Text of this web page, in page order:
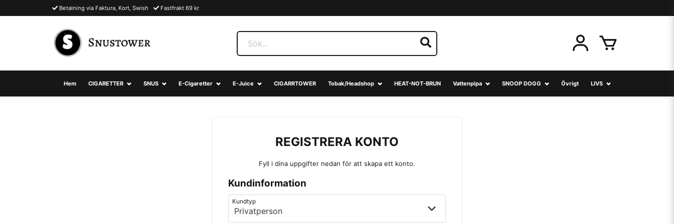
Betalning via Faktura, Kort, Swish Fastfrakt 69 kr
Hem CIGARETTER SNUS E-Cigaretter E-Juice CIGARRTOWER Tobak/Headshop HEAT-NOT-BRUN Vattenpipa SNOOP DOGG Övrigt LIVS
REGISTRERA KONTO
Fyll i dina uppgifter nedan för att skapa ett konto.
Kundinformation
frontend.form.customer_type
frontend.form.customr-type
Kundtyp